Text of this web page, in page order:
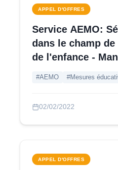
APPEL D'OFFRES
Service AEMO:
dans le champ
de l'enfance -
#AEMO #Mesures
02/02/2022
APPEL D'OFFRES